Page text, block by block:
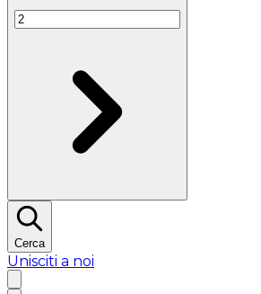
Cerca
Unisciti a noi